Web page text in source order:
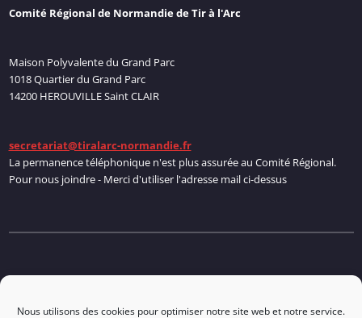
Nous utilisons des cookies pour optimiser notre site web et notre service.
Comité Régional de Normandie de Tir à l'Arc
Maison Polyvalente du Grand Parc
1018 Quartier du Grand Parc
14200 HEROUVILLE Saint CLAIR
secretariat@tiralarc-normandie.fr
La permanence téléphonique n'est plus assurée au Comité Régional.
Pour nous joindre - Merci d'utiliser l'adresse mail ci-dessus